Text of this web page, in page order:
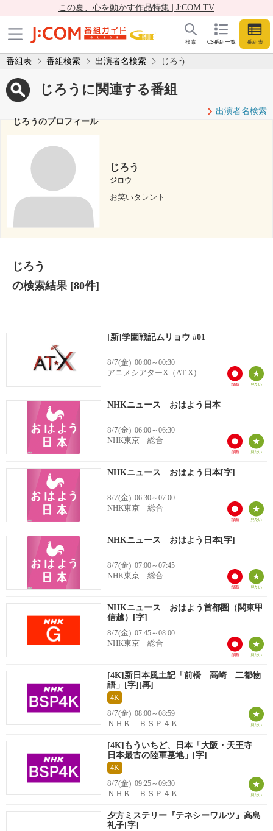
この夏、心を動かす作品特集 | J:COM TV
CS番組一覧 番組表
検索
番組表 番組検索 出演者名検索 じろう
じろうに関連する番組
出演者名検索
じろうのプロフィール
じろう
ジロウ
お笑いタレント
じろう
の検索結果[80件]
[新]学園戦記ムリョウ #01
8/7(金) 00:00～00:30
アニメシアターX（AT-X）
NHKニュース おはよう日本
8/7(金) 06:00～06:30
NHK東京 総合
NHKニュース おはよう日本[字]
8/7(金) 06:30～07:00
NHK東京 総合
NHKニュース おはよう日本[字]
8/7(金) 07:00～07:45
NHK東京 総合
NHKニュース おはよう首都圏（関東甲
信越）[字]
8/7(金) 07:45～08:00
NHK東京 総合
[4K]新日本風土記「前橋 高崎 二都物
語」[字][再]
4K
8/7(金) 08:00～08:59
ＮＨＫ ＢＳＰ４Ｋ
[4K]もういちど、日本「大阪・天王寺
日本最古の陸軍墓地」[字]
4K
8/7(金) 09:25～09:30
ＮＨＫ ＢＳＰ４Ｋ
夕方ミステリー『テネシーワルツ』高島
礼子[字]